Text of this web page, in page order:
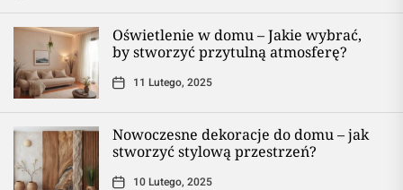
Oświetlenie w domu – Jakie wybrać,
by stworzyć przytulną atmosferę?
11 Lutego, 2025
Nowoczesne dekoracje do domu – jak
stworzyć stylową przestrzeń?
10 Lutego, 2025